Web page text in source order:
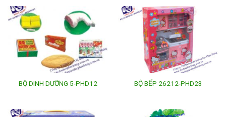
BỘ DINH DƯỠNG 5-PHD12 BỘ BẾP 26212-PHD23